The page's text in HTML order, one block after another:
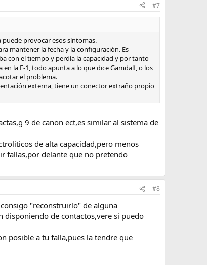
#7
provocar esos síntomas.
mantener la fecha y la configuración. Es
con el tiempo y perdía la capacidad y por tanto
la E-1, todo apunta a lo que dice Gamdalf, o los
el problema.
externa, tiene un conector extraño propio
9 de canon ect,es similar al sistema de
de alta capacidad,pero menos
fallas,por delante que no pretendo
#8
"reconstruirlo" de alguna
disponiendo de contactos,vere si puedo
posible a tu falla,pues la tendre que